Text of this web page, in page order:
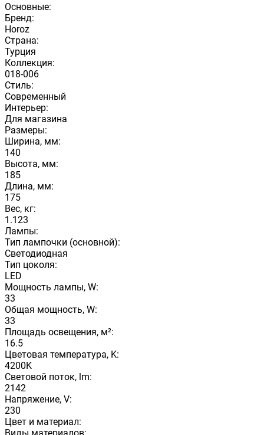
Основные:
Бренд:
Horoz
Страна:
Турция
Коллекция:
018-006
Стиль:
Современный
Интерьер:
Для магазина
Размеры:
Ширина, мм:
140
Высота, мм:
185
Длина, мм:
175
Вес, кг:
1.123
Лампы:
Тип лампочки (основной):
Светодиодная
Тип цоколя:
LED
Мощность лампы, W:
33
Общая мощность, W:
33
Площадь освещения, м²:
16.5
Цветовая температура, K:
4200K
Световой поток, lm:
2142
Напряжение, V:
230
Цвет и материал: